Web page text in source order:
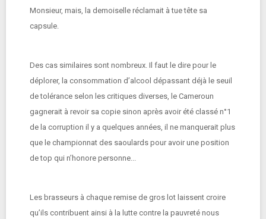
Monsieur, mais, la demoiselle réclamait à tue tête sa
capsule.
Des cas similaires sont nombreux. Il faut le dire pour le
déplorer, la consommation d’alcool dépassant déjà le seuil
de tolérance selon les critiques diverses, le Cameroun
gagnerait à revoir sa copie sinon après avoir été classé n°1
de la corruption il y a quelques années, il ne manquerait plus
que le championnat des saoulards pour avoir une position
de top qui n’honore personne...
Les brasseurs à chaque remise de gros lot laissent croire
qu’ils contribuent ainsi à la lutte contre la pauvreté nous